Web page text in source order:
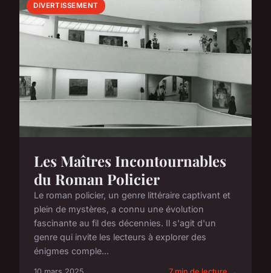
DIVERTISSEMENT
Les Maîtres Incontournables
du Roman Policier
Le roman policier, un genre littéraire captivant et
plein de mystères, a connu une évolution
fascinante au fil des décennies. Il s'agit d'un
genre qui invite les lecteurs à explorer des
énigmes comple...